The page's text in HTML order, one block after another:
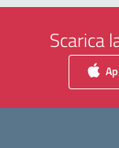
Scarica